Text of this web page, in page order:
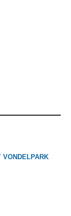
VONDELPARK